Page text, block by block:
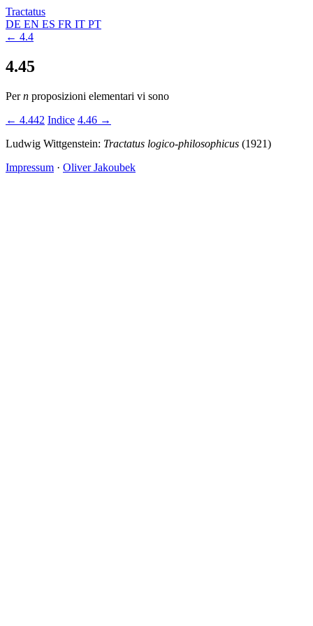
Tractatus
DE EN ES FR IT PT
← 4.4
4.45
Pern proposizioni elementari vi sono
← 4.442 Indice 4.46 →
Ludwig Wittgenstein: Tractatus logico-philosophicus (1921)
Impressum · Oliver Jakoubek